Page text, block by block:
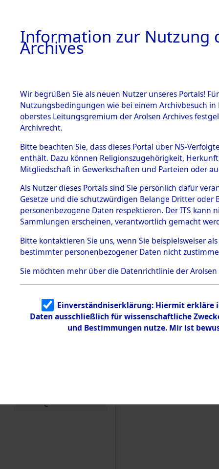
BESTÄNDE
1.
mente
5. Verschiedenes
5.3
Todesmärsche
5.3.1 Alliierte
Erhebungen
zu
Todesmärsch
en
5.3.2
Identifizierun
g
5.3.3
Todesmärsch
e
und
0007
Information zur Nutzung
Archives
Wir begrüßen Sie als neuen Nutzer unseres Portals!
Nutzungsbedingungen wie bei einem Archivbesuch
oberstes Leitungsgremium der Arolsen Archives
Archivrecht.
Bitte beachten Sie, dass dieses Portal über NS-
enthält. Dazu können Religionszugehörigkeit,
Mitgliedschaft in Gewerkschaften und Parteien oder
Als Nutzer dieses Portals sind Sie persönlich dafür
Gesetze und die schutzwürdigen Belange Dritter
personenbezogene Daten respektieren. Der ITS
Sammlungen erscheinen, verantwortlich gemacht
Bitte kontaktieren Sie uns, wenn Sie beispielsweiser
bestimmter personenbezogener Daten nicht
Sie möchten mehr über die Datenrichtlinie der Arolsen
Einverständniserklärung: Hiermit erkläre
Daten ausschließlich für wissenschaftliche
und Bestimmungen nutze. Mir ist